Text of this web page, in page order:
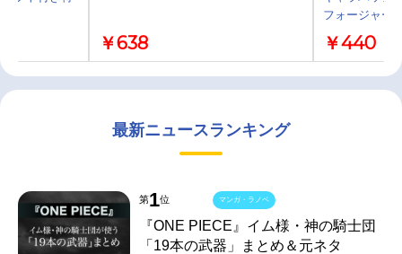
￥638
フォージャー
￥440
最新ニュースランキング
第1位
『ONE PIECE』イム様・神の騎士団
「19本の武器」まとめ＆元ネタ
マンガ・ラノベ